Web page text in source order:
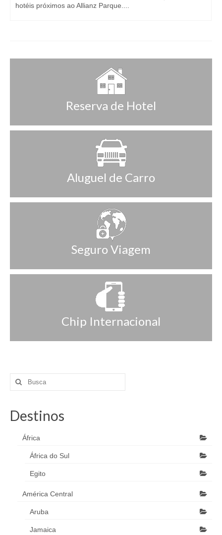
hotéis próximos ao Allianz Parque....
Reserva de Hotel
Aluguel de Carro
Seguro Viagem
Chip Internacional
Destinos
África
África do Sul
Egito
América Central
Aruba
Jamaica